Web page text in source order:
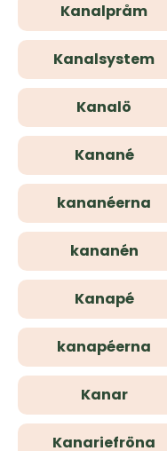
Kanalpråm
Kanalsystem
Kanalö
Kanané
kananéerna
kananén
Kanapé
kanapéerna
Kanar
Kanariefröna